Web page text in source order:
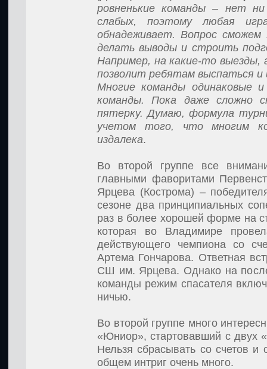
ровненькие команды – нет
слабых, поэтому любая
обнадеживает. Вопрос
делать выводы и строить
Например, на какие-то выезды,
позволит ребятам выспаться
Многие команды одинаковые
команды. Пока даже сложно
пятерку. Думаю, формула
учетом того, что многим
издалека.
Во второй группе все
главными фаворитами
Ярцева (Кострома) –
сезоне два принципиальных
раз в более хорошей форме на
которая во Владимире
действующего чемпиона со
Артема Гончарова. Ответная
СШ им. Ярцева. Однако на
команды режим спасателя
ничью.
Во второй группе много
«Юниор», стартовавший с двух
Нельзя сбрасывать со счетов
общем интриг очень много.